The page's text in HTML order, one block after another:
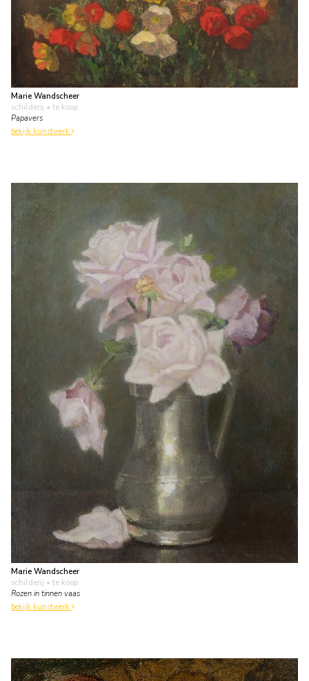
Marie Wandscheer
schilderij • te koop
Papavers
bekijk kunstwerk
Marie Wandscheer
schilderij • te koop
Rozen in tinnen vaas
bekijk kunstwerk